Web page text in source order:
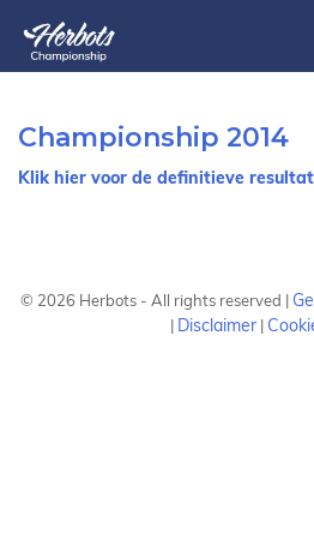
Championship 2014
Klik hier voor de definitieve
© 2026 Herbots - All rights reserved |
| Disclaimer|